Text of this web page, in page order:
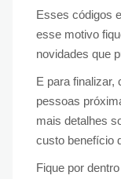
Esses códigos
esse motivo
novidades que
E para finalizar,
pessoas
mais detalhes
custo benefício
Fique por